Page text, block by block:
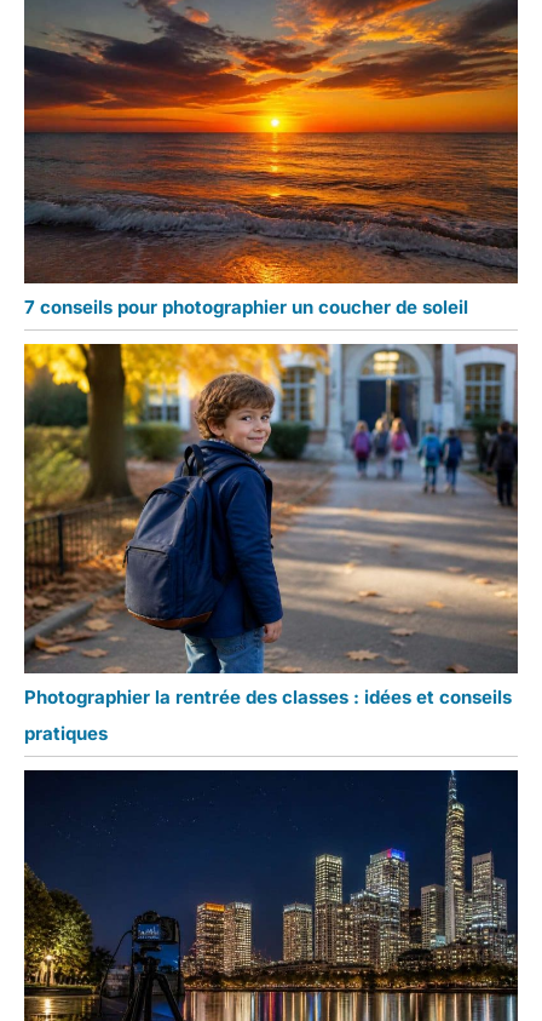
7 conseils pour photographier un coucher de soleil
Photographier la rentrée des classes : idées et conseils
pratiques